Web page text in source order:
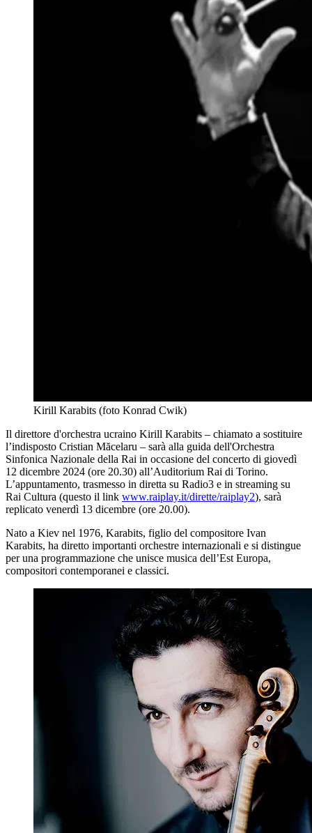
Kirill Karabits (foto Konrad Cwik)
Il direttore d'orchestra ucraino Kirill Karabits – chiamato a sostituire
l’indisposto Cristian Măcelaru – sarà alla guida dell'Orchestra
Sinfonica Nazionale della Rai in occasione del concerto di giovedì
12 dicembre 2024 (ore 20.30) all’Auditorium Rai di Torino.
L’appuntamento, trasmesso in diretta su Radio3 e in streaming su
Rai Cultura (questo il link www.raiplay.it/dirette/raiplay2), sarà
replicato venerdì 13 dicembre (ore 20.00).
Nato a Kiev nel 1976, Karabits, figlio del compositore Ivan
Karabits, ha diretto importanti orchestre internazionali e si distingue
per una programmazione che unisce musica dell’Est Europa,
compositori contemporanei e classici.